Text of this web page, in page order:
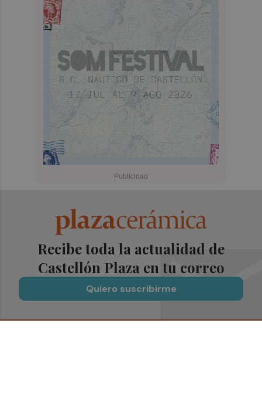
Recibe toda la actualidad de
Castellón Plaza en tu correo
Quiero suscribirme